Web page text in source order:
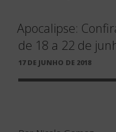
Apocalipse:
de 18 a 22 de
PUBLICADO
17 DE JUNHO DE 2018